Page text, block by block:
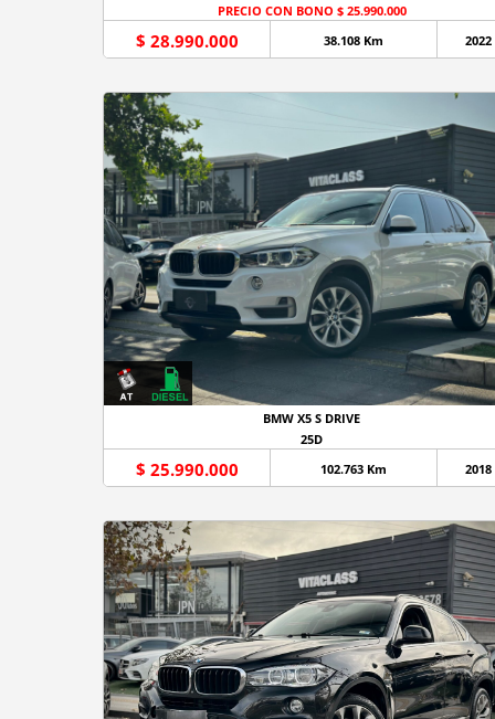
PRECIO CON BONO $ 25.990.000
$ 28.990.000 38.108 Km 2022
BMW X5 S DRIVE
25D
$ 25.990.000 102.763 Km 2018